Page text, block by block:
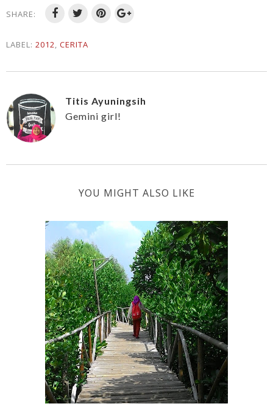
SHARE:
LABEL: 2012, CERITA
Titis Ayuningsih
Gemini girl!
YOU MIGHT ALSO LIKE